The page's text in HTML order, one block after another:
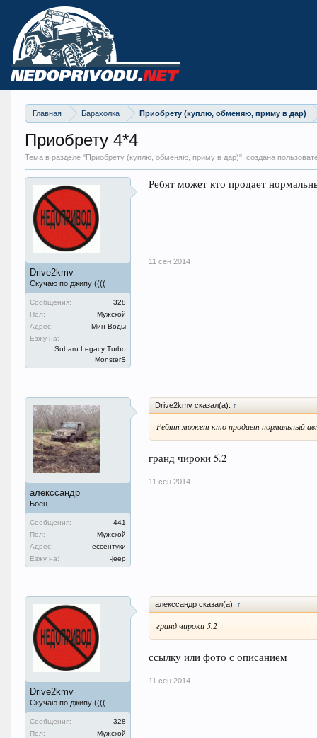
Главная Барахолка Приобрету (куплю, обменяю, приму в дар)
Приобрету 4*4
Тема в разделе "Приобрету (куплю, обменяю, приму в дар)", создана
Drive2kmv
Скучаю по джипу ((((
Сообщения:
328
Пол:
Мужской
Адрес:
Мин Воды
Езжу на:
Subaru Legacy Turbo
MonsterS
Ребят может кто продает
11 сен 2014
алекссандр
Боец
Сообщения:
441
Пол:
Мужской
Адрес:
ессентуки
Езжу на:
-jeep
Drive2kmv сказал(а): ↑
Ребят может кто продает нормальный
гранд чироки 5.2
11 сен 2014
Drive2kmv
Скучаю по джипу ((((
Сообщения:
328
Пол:
Мужской
алекссандр сказал(а): ↑
гранд чироки 5.2
ссылку или фото с описанием
11 сен 2014